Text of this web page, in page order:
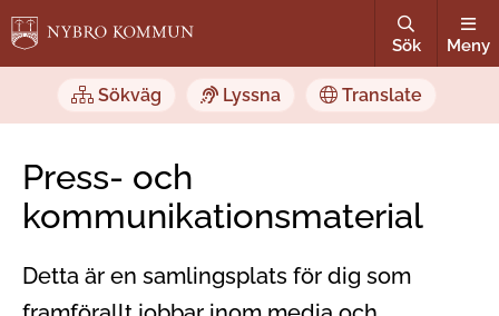
Sök Meny
Sökväg Lyssna Translate
Press- och
kommunikations­material
Detta är en samlingsplats för dig som